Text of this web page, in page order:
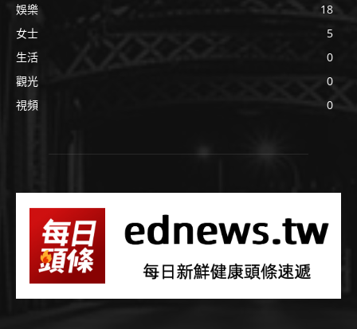
娛樂
18
女士
5
生活
0
觀光
0
視頻
0